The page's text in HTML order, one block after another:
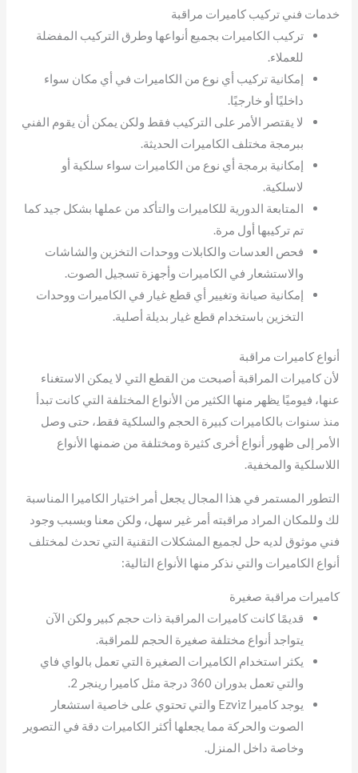
خدمات فني تركيب كاميرات مراقبة
تركيب الكاميرات بجميع أنواعها وطرق التركيب المفضلة
للعملاء.
إمكانية تركيب أي نوع من الكاميرات في أي مكان سواء
داخليًا أو خارجيًا.
لا يقتصر الأمر على التركيب فقط ولكن يمكن أن يقوم الفني
ببرمجة مختلف الكاميرات الحديثة.
إمكانية برمجة أي نوع من الكاميرات سواء سلكية أو
لاسلكية.
المتابعة الدورية للكاميرات والتأكد من عملها بشكل جيد كما
تم تركيبها أول مرة.
فحص العدسات والكابلات ووحدات التخزين والشاشات
والاستشعار في الكاميرات وأجهزة تسجيل الصوت.
إمكانية صيانة وتغيير أي قطع غيار في الكاميرات ووحدات
التخزين باستخدام قطع غيار بديلة أصلية.
أنواع كاميرات مراقبة
لأن كاميرات المراقبة أصبحت من القطع التي لا يمكن الاستغناء
عنها، فيوميًا يظهر منها الكثير من الأنواع المختلفة التي كانت تبدأ
منذ سنوات بالكاميرات كبيرة الحجم والسلكية فقط، حتى وصل
الأمر إلى ظهور أنواع أخرى كثيرة ومختلفة من ضمنها الأنواع
اللاسلكية والمخفية.
التطور المستمر في هذا المجال يجعل أمر اختيار الكاميرا المناسبة
لك وللمكان المراد مراقبته أمر غير سهل، ولكن معنا وبسبب وجود
فني موثوق لديه حل لجميع المشكلات التقنية التي تحدث لمختلف
أنواع الكاميرات والتي نذكر منها الأنواع التالية:
كاميرات مراقبة صغيرة
قديمًا كانت كاميرات المراقبة ذات حجم كبير ولكن الآن
يتواجد أنواع مختلفة صغيرة الحجم للمراقبة.
يكثر استخدام الكاميرات الصغيرة التي تعمل بالواي فاي
والتي تعمل بدوران 360 درجة مثل كاميرا رينجر 2.
يوجد كاميرا Ezviz والتي تحتوي على خاصية استشعار
الصوت والحركة مما يجعلها أكثر الكاميرات دقة في التصوير
وخاصة داخل المنزل.